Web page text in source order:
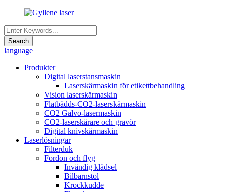
language
Produkter
Digital laserstansmaskin
Laserskärmaskin för etikettbehandling
Vision laserskärmaskin
Flatbädds-CO2-laserskärmaskin
CO2 Galvo-lasermaskin
CO2-laserskärare och gravör
Digital knivskärmaskin
Laserlösningar
Filterduk
Fordon och flyg
Invändig klädsel
Bilbarnstol
Krockkudde